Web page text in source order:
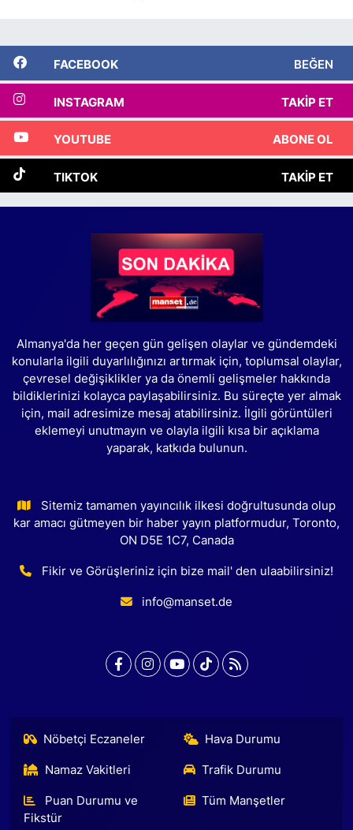
FACEBOOK BEĞEN
INSTAGRAM TAKIP ET
YOUTUBE ABONE OL
TIKTOK TAKIP ET
Almanya'da her geçen gün gelişen olaylar ve gündemdeki
konularla ilgili duyarlılığınızı artırmak için, toplumsal olaylar,
çevresel değişiklikler ya da önemli gelişmeler hakkında
bildiklerinizi kolayca paylaşabilirsiniz. Bu süreçte yer almak
için, mail adresimize mesaj atabilirsiniz. İlgili görüntüleri
eklemeyi unutmayın ve olayla ilgili kısa bir açıklama
yaparak, katkıda bulunun.
Sitemiz tamamen yayıncılık ilkesi doğrultusunda olup
kar amacı gütmeyen bir haber yayın platformudur, Toronto,
ON D5E 1C7, Canada
Fikir ve Görüşleriniz için bize mail' den ulaabilirsiniz!
info@manset.de
Nöbetçi Eczaneler Hava Durumu
Namaz Vakitleri Trafik Durumu
Puan Durumu ve
Fikstür
Tüm Manşetler